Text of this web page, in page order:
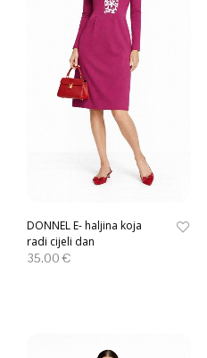
DONNEL E- haljina koja
radi cijeli dan
35.00€